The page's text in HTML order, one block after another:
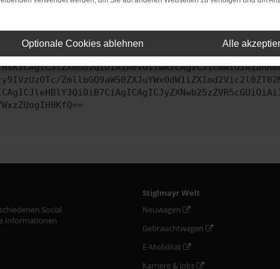
Wir werden versuchen, das Problem zu beheben. Du
Social
Informationen
Stiglmayr Welt
Neuwagen
Gebrauchtwagen
E-Mobilität
Karriere & Jobs
Optionale Cookies ablehnen Alle